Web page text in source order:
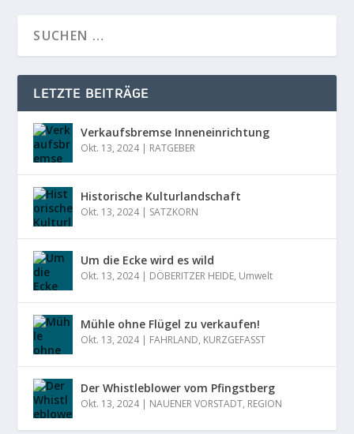
LETZTE BEITRÄGE
Verkaufsbremse Inneneinrichtung
Okt. 13, 2024| RATGEBER
Historische Kulturlandschaft
Okt. 13, 2024| SATZKORN
Um die Ecke wird es wild
Okt. 13, 2024| DÖBERITZER HEIDE, Umwelt
Mühle ohne Flügel zu verkaufen!
Okt. 13, 2024| FAHRLAND, KURZGEFASST
Der Whistleblower vom Pfingstberg
Okt. 13, 2024| NAUENER VORSTADT, REGION